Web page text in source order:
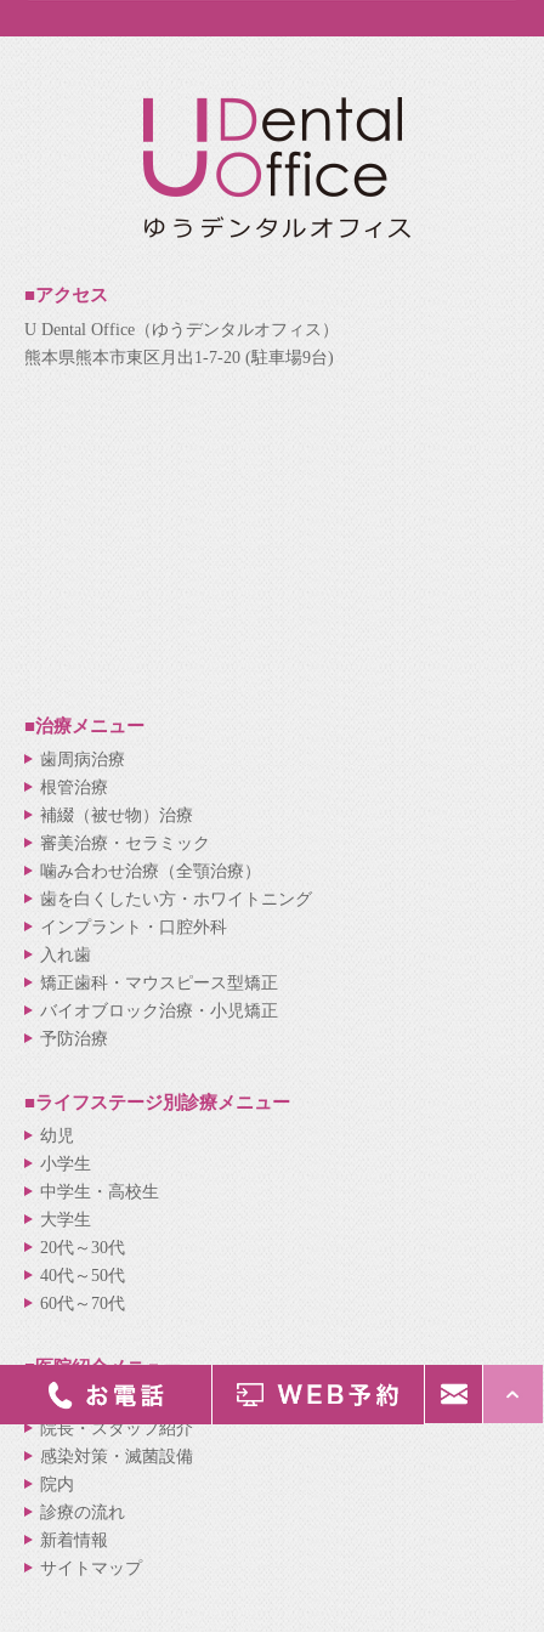
■アクセス
U Dental Office（ゆうデンタルオフィス）
熊本県熊本市東区月出1-7-20 (駐車場9台)
■治療メニュー
歯周病治療
根管治療
補綴（被せ物）治療
審美治療・セラミック
噛み合わせ治療（全顎治療）
歯を白くしたい方・ホワイトニング
インプラント・口腔外科
入れ歯
矯正歯科・マウスピース型矯正
バイオブロック治療・小児矯正
予防治療
■ライフステージ別診療メニュー
幼児
小学生
中学生・高校生
大学生
20代～30代
40代～50代
60代～70代
■医院紹介メニュー
医院紹介
院長・スタッフ紹介
感染対策・滅菌設備
院内
診療の流れ
新着情報
サイトマップ